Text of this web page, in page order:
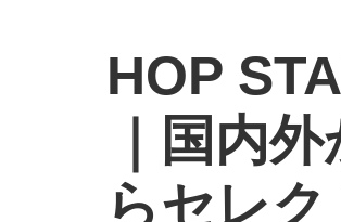
HOP
｜国内
らセレク